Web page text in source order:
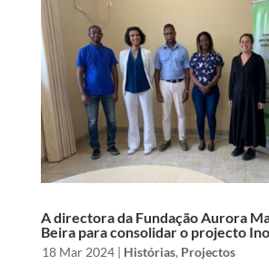
A directora da Fundação Aurora
Beira para consolidar o projecto
18 Mar 2024| Histórias, Projectos